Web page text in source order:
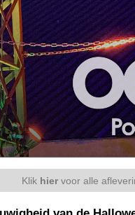
Klik hier voor alle